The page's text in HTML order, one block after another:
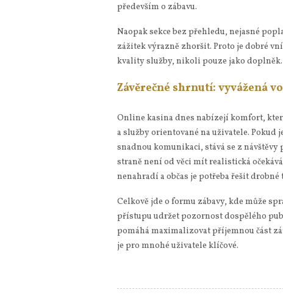
především o zábavu.
Naopak sekce bez přehledu, nejasné
zážitek výrazně zhoršit. Proto je dobré
kvality služby, nikoli pouze jako doplněk.
Závěrečné shrnutí: vyvážená
Online kasina dnes nabízejí komfort,
a služby orientované na uživatele.
snadnou komunikaci, stává se z
straně není od věci mít realistická
nenahradí a občas je potřeba řešit drobné
Celkově jde o formu zábavy, kde může
přístupu udržet pozornost dospělého
pomáhá maximalizovat příjemnou část
je pro mnohé uživatele klíčové.